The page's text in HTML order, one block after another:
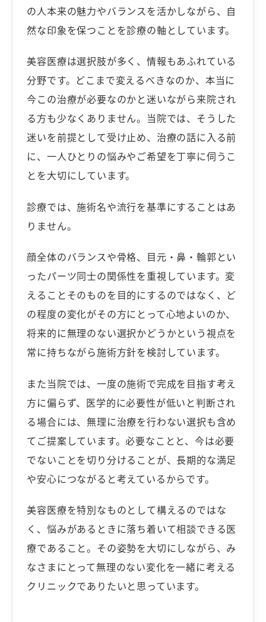
の人本来の魅力やバランスを活かしながら、自
然な印象を保つことを診療の軸としています。
美容医療は選択肢が多く、情報もあふれている
分野です。どこまで変えるべきなのか、本当に
今この治療が必要なのかと迷いながら来院され
る方も少なくありません。当院では、そうした
迷いを前提として受け止め、治療の話に入る前
に、一人ひとりの悩みやご希望を丁寧に伺うこ
とを大切にしています。
診療では、施術名や流行を基準にすることはあ
りません。
顔全体のバランスや骨格、目元・鼻・輪郭とい
ったパーツ同士の関係性を重視しています。変
えることそのものを目的にするのではなく、ど
の程度の変化がその方にとって心地よいのか、
将来的に無理のない選択かどうかという視点を
常に持ちながら施術方針を検討しています。
また当院では、一度の施術で完成を目指す考え
方に偏らず、医学的に必要性が低いと判断され
る場合には、無理に治療を行わない選択も含め
てご提案しています。必要なことと、今は必要
でないことを切り分けることが、長期的な満足
や安心につながると考えているからです。
美容医療を特別なものとして構えるのではな
く、悩みがあるときに落ち着いて相談できる医
療であること。その姿勢を大切にしながら、み
なさまにとって無理のない変化を一緒に考える
クリニックでありたいと思っています。